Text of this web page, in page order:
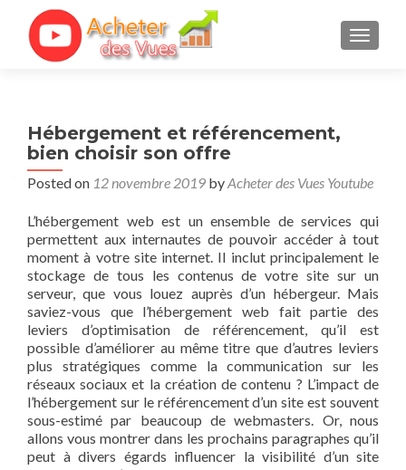
Hébergement et référencement,
bien choisir son offre
Posted on 12 novembre 2019 byAcheter des Vues Youtube
L’hébergement web est un ensemble de services qui
permettent aux internautes de pouvoir accéder à tout
moment à votre site internet. Il inclut principalement le
stockage de tous les contenus de votre site sur un
serveur, que vous louez auprès d’un hébergeur. Mais
saviez-vous que l’hébergement web fait partie des
leviers d’optimisation de référencement, qu’il est
possible d’améliorer au même titre que d’autres leviers
plus stratégiques comme la communication sur les
réseaux sociaux et la création de contenu ? L’impact de
l’hébergement sur le référencement d’un site est souvent
sous-estimé par beaucoup de webmasters. Or, nous
allons vous montrer dans les prochains paragraphes qu’il
peut à divers égards influencer la visibilité d’un site